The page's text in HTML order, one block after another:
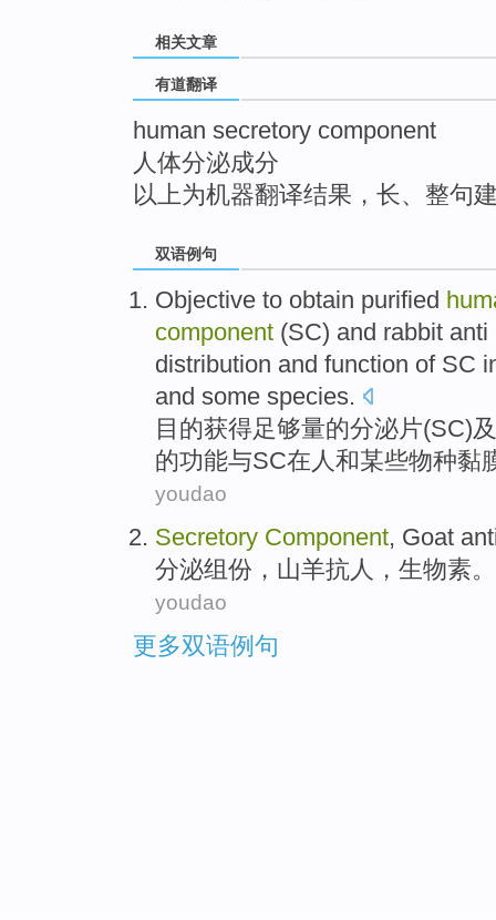
相关文章
有道翻译
human secretory component
人体分泌成分
以上为机器翻译结果，长、整句
双语例句
Objective to obtain purified
component (SC) and rabbit
distribution and function ofSC
and some species.
目的获得足够量的分泌片(SC)
的功能与SC在人和某些物种黏
youdao
Secretory Component, Goat
分泌组份 ， 山羊抗人，生物素。
youdao
更多双语例句